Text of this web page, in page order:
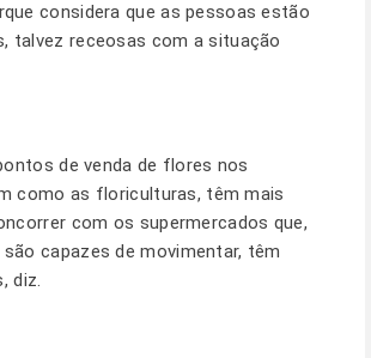
considera que as pessoas estão
talvez receosas com a situação
de venda de flores nos
como as floriculturas, têm mais
com os supermercados que,
capazes de movimentar, têm
diz.